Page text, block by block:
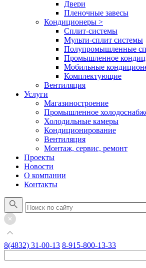
Двери
Пленочные завесы
Кондиционеры >
Сплит-системы
Мульти-сплит системы
Полупромышленные
Промышленное
Мобильные
Комплектующие
Вентиляция
Услуги
Магазиностроение
Промышленное
Холодильные камеры
Кондиционирование
Вентиляция
Монтаж, сервис, ремонт
Проекты
Новости
О компании
Контакты
8(4832) 31-00-13 8-915-800-13-33